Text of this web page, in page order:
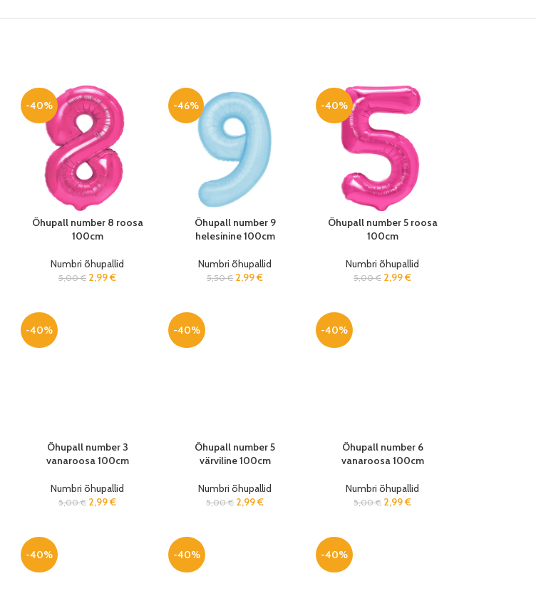
-40%
Õhupall number 8 roosa
100cm
Numbri õhupallid
5,00€ 2,99€
-46%
Õhupall number 9
helesinine 100cm
Numbri õhupallid
5,50€ 2,99€
-40%
Õhupall number 5 roosa
100cm
Numbri õhupallid
5,00€ 2,99€
-40%
Õhupall number 3
vanaroosa 100cm
Numbri õhupallid
5,00€ 2,99€
-40%
Õhupall number 5
värviline 100cm
Numbri õhupallid
5,00€ 2,99€
-40%
Õhupall number 6
vanaroosa 100cm
Numbri õhupallid
5,00€ 2,99€
-40% -40% -40%